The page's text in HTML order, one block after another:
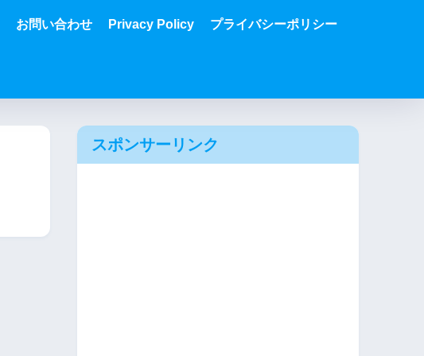
お問い合わせ Privacy Policy プライバシーポリシー
スポンサーリンク